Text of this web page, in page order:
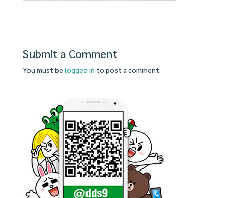
Submit a Comment
You must be logged in to post a comment.